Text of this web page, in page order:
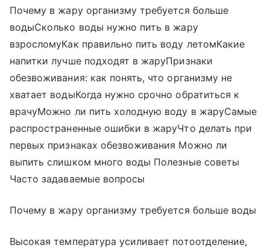
Почему в жару организму требуется больше
водыСколько воды нужно пить в жару
взросломуКак правильно пить воду летомКакие
напитки лучше подходят в жаруПризнаки
обезвоживания: как понять, что организму не
хватает водыКогда нужно срочно обратиться к
врачуМожно ли пить холодную воду в жаруСамые
распространенные ошибки в жаруЧто делать при
первых признаках обезвоживания Можно ли
выпить слишком много воды Полезные советы
Часто задаваемые вопросы
Почему в жару организму требуется больше воды
Высокая температура усиливает потоотделение,